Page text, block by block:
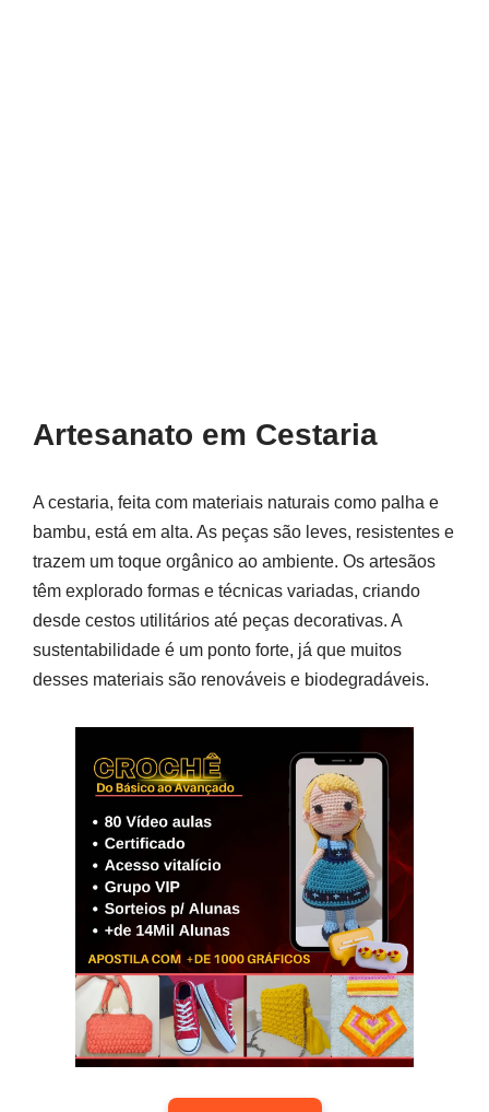
Artesanato em Cestaria
A cestaria, feita com materiais naturais como palha e
bambu, está em alta. As peças são leves, resistentes e
trazem um toque orgânico ao ambiente. Os artesãos
têm explorado formas e técnicas variadas, criando
desde cestos utilitários até peças decorativas. A
sustentabilidade é um ponto forte, já que muitos
desses materiais são renováveis e biodegradáveis.